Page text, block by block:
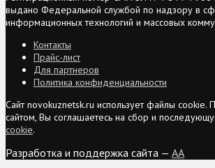
выдано Федеральной службой по надзору в
информационных технологий и массовых
Контакты
Прайс-лист
Для партнеров
Политика конфиденциальности
Сайт novokuznetsk.ru использует файлы cookie.
сайтом, Вы соглашаетесь на сбор и
cookie.
Разработка и поддержка сайта — AA